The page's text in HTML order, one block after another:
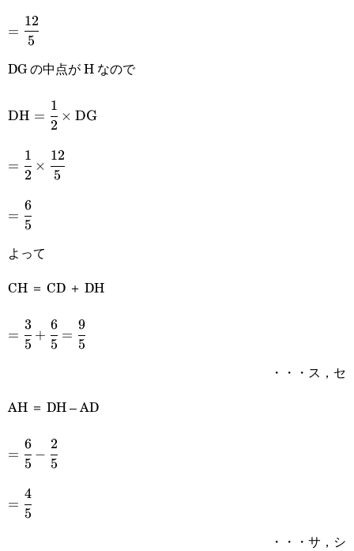
=\cfrac{12}
{5}
=
5
12
DG の中点が H なので
\text{DH}=\cfrac{1}
{2}\times\text{DG}
DH =
2
1
× DG
=\cfrac{1}
{2}\times\cfrac{12}
{5}
=
2
1
×
5
12
=\cfrac{6}
{5}
=
5
6
よって
CH ＝ CD ＋ DH
=\cfrac{3}
{5}+\cfrac{6}
{5}
=
5
3
+
5
6
=
5
9
・・・ス，セ
AH ＝ DH – AD
=\cfrac{6}
{5}-
\cfrac{2}
=
5
6
−
5
2
=\cfrac{4}
{5}
=
5
4
・・・サ，シ